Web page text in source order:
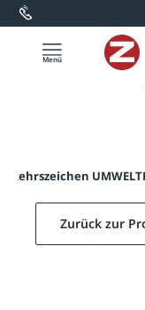
springen
Zurück zur